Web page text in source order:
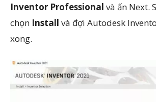
Inventor Professional và ấn Next.
chọn Install và đợi Autodesk
xong.